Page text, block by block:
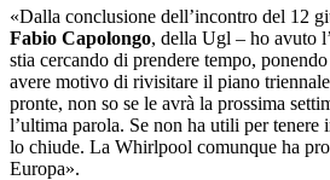
«Dalla conclusione dell’incontro del 12
Fabio Capolongo, della Ugl – ho avuto
stia cercando di prendere tempo,
avere motivo di rivisitare il piano
pronte, non so se le avrà la prossima
l’ultima parola. Se non ha utili per tenere
lo chiude. La Whirlpool comunque ha
Europa».